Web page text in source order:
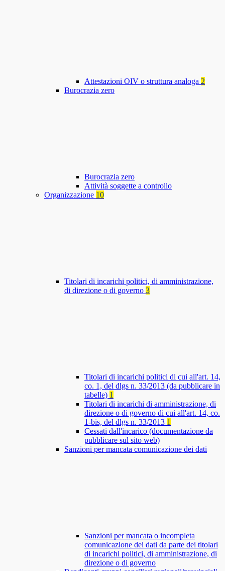
Attestazioni OIV o struttura analoga 2
Burocrazia zero
Burocrazia zero
Attività soggette a controllo
Organizzazione 10
Titolari di incarichi politici, di amministrazione,
di direzione o di governo 3
Titolari di incarichi politici di cui all'art. 14,
co. 1, del dlgs n. 33/2013 (da pubblicare in
tabelle) 1
Titolari di incarichi di amministrazione, di
direzione o di governo di cui all'art. 14, co.
1-bis, del dlgs n. 33/2013 1
Cessati dall'incarico (documentazione da
pubblicare sul sito web)
Sanzioni per mancata comunicazione dei dati
Sanzioni per mancata o incompleta
comunicazione dei dati da parte dei titolari
di incarichi politici, di amministrazione, di
direzione o di governo